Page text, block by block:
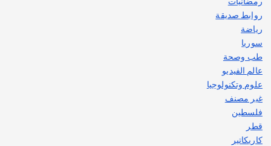
روابط صديقة
رياضة
سوريا
طب وصحة
عالم الفيديو
علوم وتكنولوجيا
غير مصنف
فلسطين
قطر
كاريكاتير